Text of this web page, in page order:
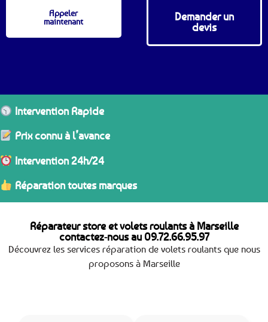
Appeler
maintenant
Demander un
devis
Intervention Rapide
Prix connu à l’avance
Intervention 24h/24
Réparation toutes marques
Réparateur store et volets roulants à Marseille
contactez-nous au 09.72.66.95.97
Découvrez les services réparation de volets roulants que nous
proposons à Marseille